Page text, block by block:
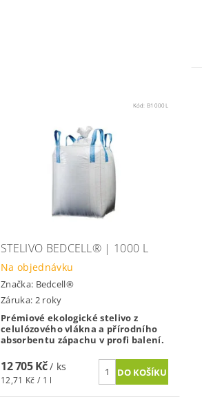
Kód:B1000L
STELIVO BEDCELL® | 1000 L
Na objednávku
Značka: Bedcell®
Záruka: 2 roky
Prémiové ekologické stelivo z
celulózového vlákna a přírodního
absorbentu zápachu v profi balení.
12 705 Kč/ ks
12,71 Kč / 1 l